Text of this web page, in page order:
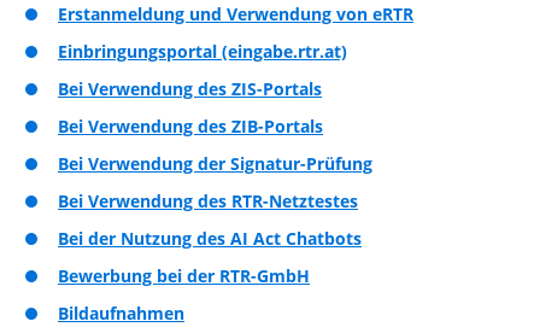
Erstanmeldung und Verwendung von eRTR
Einbringungsportal (eingabe.rtr.at)
Bei Verwendung des ZIS-Portals
Bei Verwendung des ZIB-Portals
Bei Verwendung der Signatur-Prüfung
Bei Verwendung des RTR-Netztestes
Bei der Nutzung des AI Act Chatbots
Bewerbung bei der RTR-GmbH
Bildaufnahmen